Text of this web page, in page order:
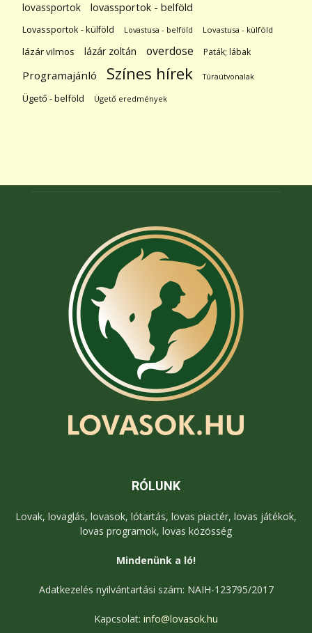
lovassportok lovassportok - belföld
Lovassportok - külföld Lovastusa - belföld Lovastusa - külföld
lázár vilmos lázár zoltán overdose Paták; lábak
Programajánló Színes hírek Túraútvonalak
Ügető - belföld Ügető eredmények
RÓLUNK
Lovak, lovaglás, lovasok, lótartás, lovas piactér, lovas játékok,
lovas programok, lovas közösség
Mindenünk a ló!
Adatkezelés nyilvántartási szám: NAIH-123795/2017
Kapcsolat: info@lovasok.hu